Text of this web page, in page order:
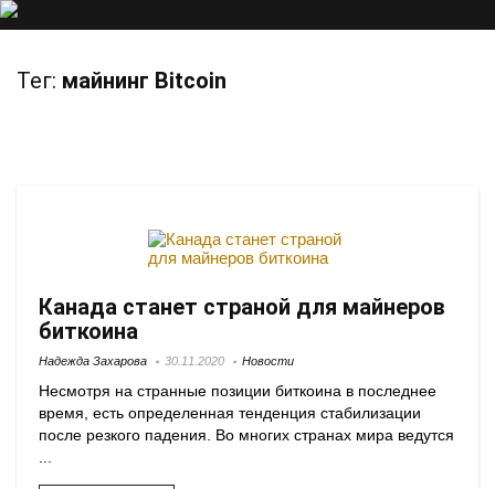
Тег: майнинг Bitcoin
Канада станет страной для майнеров
биткоина
Надежда Захарова 30.11.2020 Новости
Несмотря на странные позиции биткоина в последнее
время, есть определенная тенденция стабилизации
после резкого падения. Во многих странах мира ведутся